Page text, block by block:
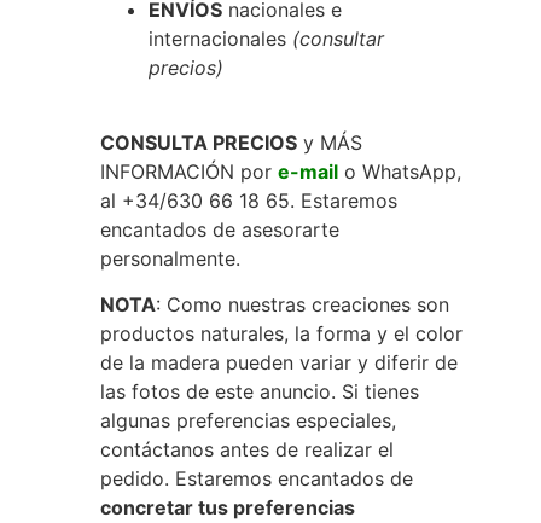
ENVÍOSnacionales e
internacionales (consultar
precios)
CONSULTA PRECIOSy MÁS
INFORMACIÓN por e-mailo WhatsApp,
al +34/630 66 18 65. Estaremos
encantados de asesorarte
personalmente.
NOTA: Como nuestras creaciones son
productos naturales, la forma y el color
de la madera pueden variar y diferir de
las fotos de este anuncio. Si tienes
algunas preferencias especiales,
contáctanos antes de realizar el
pedido. Estaremos encantados de
concretar tus preferencias